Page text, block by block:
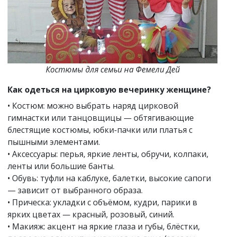
Костюмы для семьи на Фемели Дей
Как одеться на цирковую вечеринку женщине?
• Костюм: можно выбрать наряд цирковой
гимнастки или танцовщицы — обтягивающие
блестящие костюмы, юбки-пачки или платья с
пышными элементами.
• Аксессуары: перья, яркие ленты, обручи, колпаки,
ленты или большие банты.
• Обувь: туфли на каблуке, балетки, высокие сапоги
— зависит от выбранного образа.
• Прическа: укладки с объёмом, кудри, парики в
ярких цветах — красный, розовый, синий.
• Макияж: акцент на яркие глаза и губы, блёстки,